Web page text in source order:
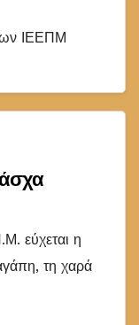
ΙΕΕΠΜ
εύχεται η
τη χαρά